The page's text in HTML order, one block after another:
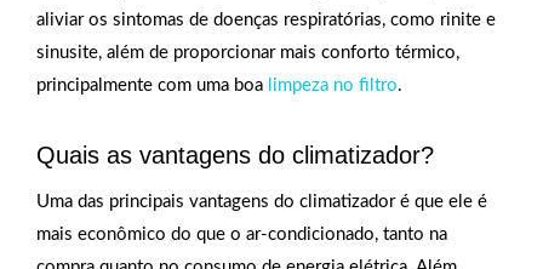
aliviar os sintomas de doenças respiratórias, como rinite e
sinusite, além de proporcionar mais conforto térmico,
principalmente com uma boa limpeza no filtro.
Quais as vantagens do climatizador?
Uma das principais vantagens do climatizador é que ele é
mais econômico do que o ar-condicionado, tanto na